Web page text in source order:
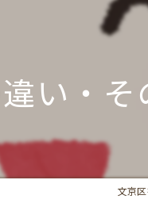
い・
文京